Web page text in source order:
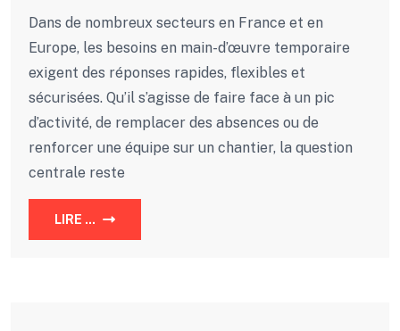
Dans de nombreux secteurs en France et en
Europe, les besoins en main-d’œuvre temporaire
exigent des réponses rapides, flexibles et
sécurisées. Qu’il s’agisse de faire face à un pic
d’activité, de remplacer des absences ou de
renforcer une équipe sur un chantier, la question
centrale reste
LIRE ...